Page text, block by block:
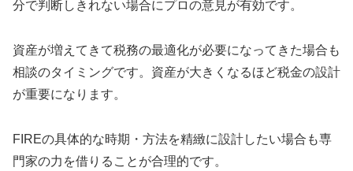
分で判断しきれない場合にプロの意見が有効です。
資産が増えてきて税務の最適化が必要になってきた場合も
相談のタイミングです。資産が大きくなるほど税金の設計
が重要になります。
FIREの具体的な時期・方法を精緻に設計したい場合も専
門家の力を借りることが合理的です。